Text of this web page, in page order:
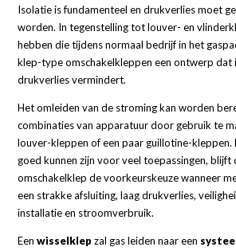
Isolatie is fundamenteel en drukverlies moet
worden. In tegenstelling tot louver- en
hebben die tijdens normaal bedrijf in het
klep-type omschakelkleppen een ontwerp dat
drukverlies vermindert.
Het omleiden van de stroming kan worden
combinaties van apparatuur door gebruik te
louver-kleppen of een paar guillotine-kleppen.
goed kunnen zijn voor veel toepassingen,
omschakelklep de voorkeurskeuze wanneer
een strakke afsluiting, laag drukverlies,
installatie en stroomverbruik.
Eenwisselklepzal gas leiden naar een